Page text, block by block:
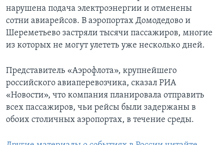
нарушена подача электроэнергии и отменены
сотни авиарейсов. В аэропортах Домодедово и
Шереметьево застряли тысячи пассажиров, многие
из которых не могут улететь уже несколько дней.
Представитель «Аэрофлота», крупнейшего
российского авиаперевозчика, сказал РИА
«Новости», что компания планировала отправить
всех пассажиров, чьи рейсы были задержаны в
обоих столичных аэропортах, в течение среды.